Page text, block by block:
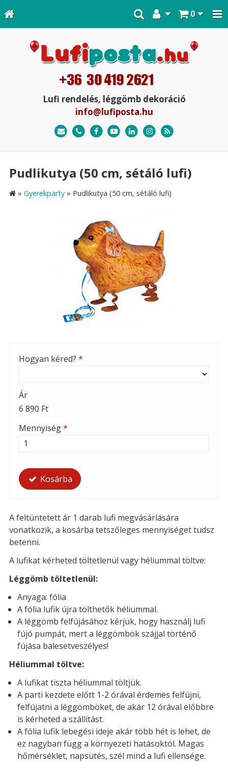
0
Lufi rendelés, léggömb dekoráció
info@lufiposta.hu
Pudlikutya (50 cm, sétáló lufi)
» Gyerekparty » Pudlikutya (50 cm, sétáló lufi)
Hogyan kéred? *
Ár
6 890 Ft
Mennyiség*
Kosárba
A feltüntetett ár 1 darab lufi megvásárlására
vonatkozik, a kosárba tetszőleges mennyiséget tudsz
betenni.
A lufikat kérheted töltetlenül vagy héliummal töltve:
Léggömb töltetlenül:
Anyaga: fólia
A fólia lufik újra tölthetők héliummal.
A léggömb felfújásához kérjük, hogy használj lufi
fújó pumpát, mert a léggömbök szájjal történő
fújása balesetveszélyes!
Héliummal töltve:
A lufikat tiszta héliummal töltjük.
A parti kezdete előtt 1-2 órával érdemes felfújni,
felfújatni a léggömböket, de akár 12 órával előbbre
is kérheted a szállítást.
A fólia lufik lebegési ideje akár több hét is lehet, de
ez nagyban függ a környezeti hatásoktól. Magas
hőmérséklet, napsütés, szél mind a lufi ellensége.